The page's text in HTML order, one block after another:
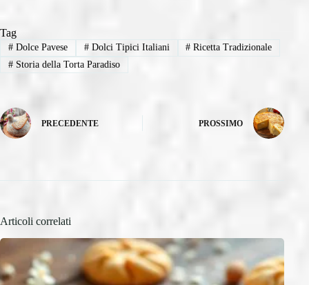
Tag
#Dolce Pavese #Dolci Tipici Italiani # Ricetta Tradizionale
#Storia della Torta Paradiso
PRECEDENTE PROSSIMO
Articoli correlati